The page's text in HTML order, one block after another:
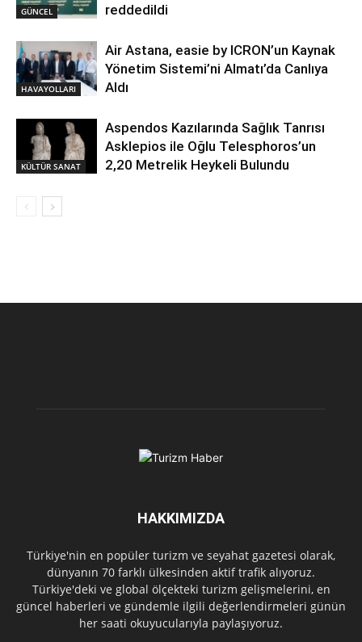
GÜNCEL
reddedildi
HAVAYOLLARI
Air Astana, easie by ICRON’un Kaynak
Yönetim Sistemi’ni Almatı’da Canlıya
Aldı
KÜLTÜR SANAT
Aspendos Kazılarında Sağlık Tanrısı
Asklepios ile Oğlu Telesphoros’un
2,20 Metrelik Heykeli Bulundu
HAKKIMIZDA
Türkiye'nin en popüler turizm ve seyahat gazetesi olarak,
dünyanın 70 farklı ülkesinden aktif trafik alıyoruz.
Türkiye'deki ve global ölçekteki turizm gelişmelerini, en
güncel haberleri ve gündemle ilgili değerlendirmeleri günün
her saati okuyucularıyla paylaşıyoruz.